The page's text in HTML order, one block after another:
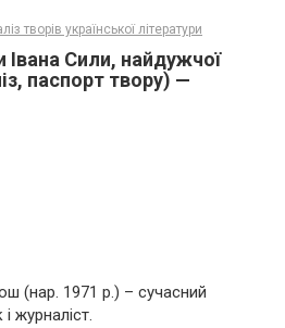
творів української літератури
Івана Сили, найдужчої
паспорт твору) —
(нар. 1971 р.) – сучасний
журналіст.